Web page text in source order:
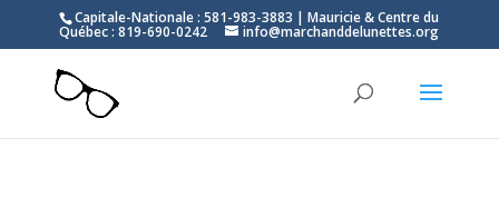
Capitale-Nationale : 581-983-3883 | Mauricie & Centre du
Québec : 819-690-0242 info@marchanddelunettes.org